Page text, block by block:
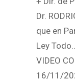
Dr.
que en
Ley
VIDEO
16/11/